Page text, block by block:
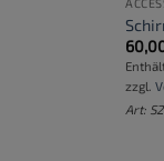
zzgl.
Art: